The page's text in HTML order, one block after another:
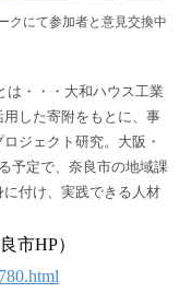
クにて参加者と意見交換中
・・・大和ハウス工業
した寄附をもとに、事
ジェクト研究。大阪・
予定で、奈良市の地域課
付け、実践できる人材
市HP）